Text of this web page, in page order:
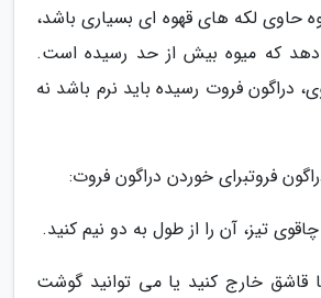
حاوی لکه های قهوه ای بسیاری باشد،
که میوه بیش از حد رسیده است.
دراگون فروت رسیده باید نرم باشد نه
فروتبرای خوردن دراگون فروت:
قاشق خارج کنید یا می توانید گوشت